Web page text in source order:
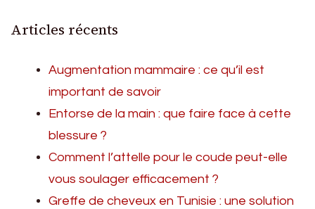
Articles récents
Augmentation mammaire : ce qu’il est
important de savoir
Entorse de la main : que faire face à cette
blessure ?
Comment l’attelle pour le coude peut-elle
vous soulager efficacement ?
Greffe de cheveux en Tunisie : une solution